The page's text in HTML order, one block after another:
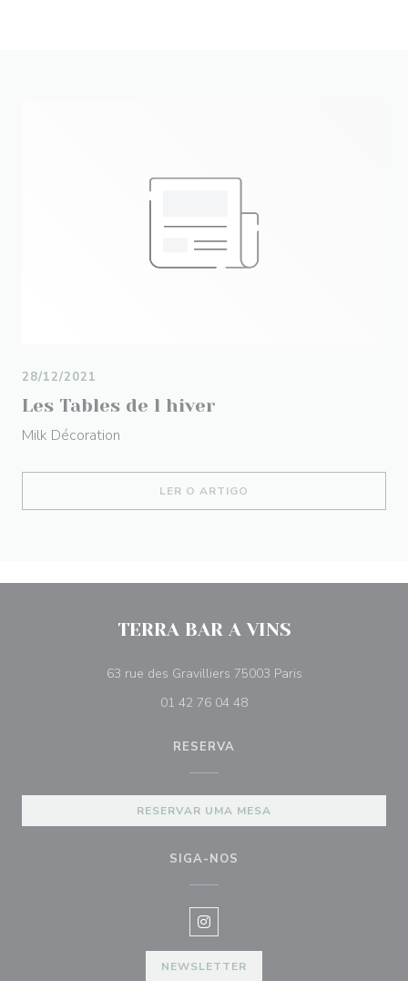
Les Tables de l hiver
28/12/2021
Milk Décoration
LER O ARTIGO
TERRA BAR A VINS
63 rue des Gravilliers 75003 Paris((abre numa nova
01 42 76 04 48
RESERVA
RESERVAR UMA MESA
SIGA-NOS
Instagram ((abre numa nova
NEWSLETTER